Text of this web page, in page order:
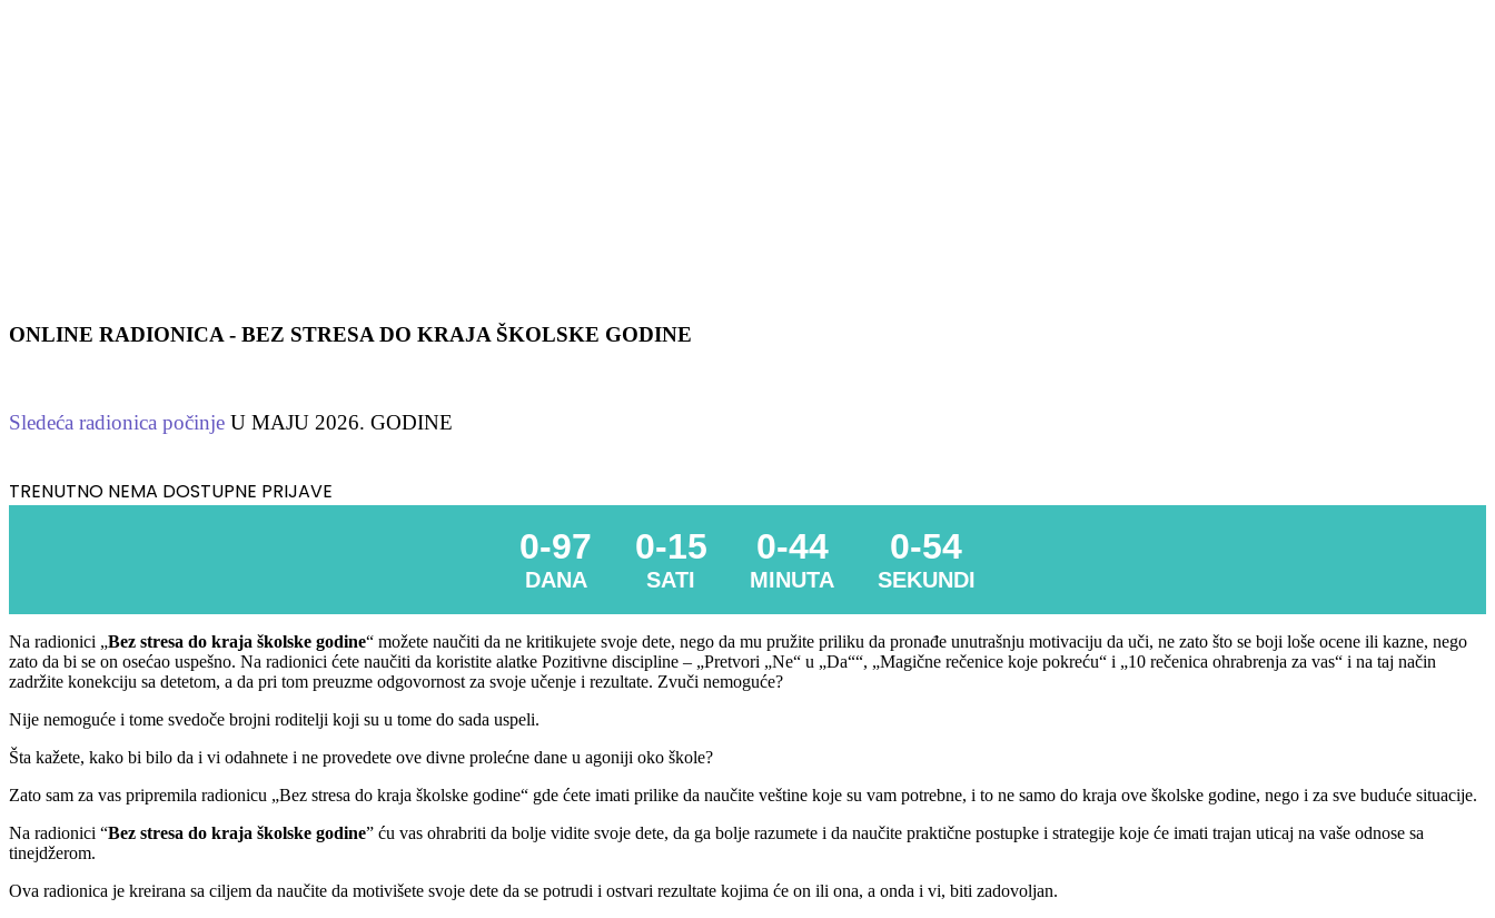
ONLINE RADIONICA - BEZ STRESA DO KRAJA ŠKOLSKE GODINE
Sledeća radionica počinje U MAJU 2026. GODINE
TRENUTNO NEMA DOSTUPNE PRIJAVE
0-97
DANA
0-15
SATI
0-44
MINUTA
0-56
SEKUNDI
Na radionici „Bez stresa do kraja školske godine“ možete naučiti da ne kritikujete svoje dete, nego da mu pružite priliku da pronađe unutrašnju motivaciju da uči, ne zato što se boji loše ocene ili kazne, nego
zato da bi se on osećao uspešno. Na radionici ćete naučiti da koristite alatke Pozitivne discipline – „Pretvori „Ne“ u „Da““, „Magične rečenice koje pokreću“ i „10 rečenica ohrabrenja za vas“ i na taj način
zadržite konekciju sa detetom, a da pri tom preuzme odgovornost za svoje učenje i rezultate. Zvuči nemoguće?
Nije nemoguće i tome svedoče brojni roditelji koji su u tome do sada uspeli.
Šta kažete, kako bi bilo da i vi odahnete i ne provedete ove divne prolećne dane u agoniji oko škole?
Zato sam za vas pripremila radionicu „Bez stresa do kraja školske godine“ gde ćete imati prilike da naučite veštine koje su vam potrebne, i to ne samo do kraja ove školske godine, nego i za sve buduće situacije.
Na radionici “Bez stresa do kraja školske godine” ću vas ohrabriti da bolje vidite svoje dete, da ga bolje razumete i da naučite praktične postupke i strategije koje će imati trajan uticaj na vaše odnose sa
tinejdžerom.
Ova radionica je kreirana sa ciljem da naučite da motivišete svoje dete da se potrudi i ostvari rezultate kojima će on ili ona, a onda i vi, biti zadovoljan.